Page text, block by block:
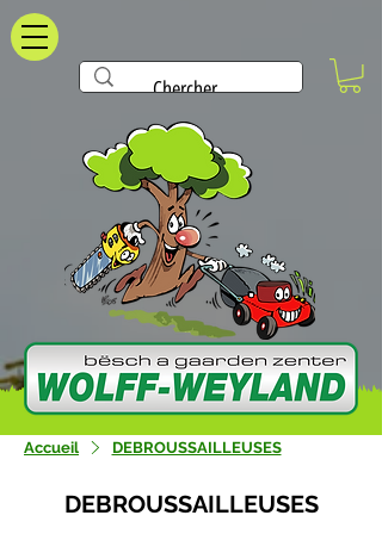
Accueil DEBROUSSAILLEUSES
DEBROUSSAILLEUSES